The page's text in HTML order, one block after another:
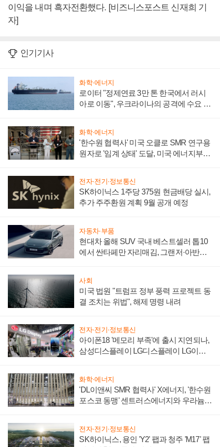
이익을 내며 흑자전환했다. [비즈니스포스트 신재희 기
자]
인기기사
화학·에너지
로이터 "정제연료 3만 톤 한국에서 러시
아로 이동", 우크라이나의 공격에 수요 늘
화학·에너지
'한수원 협력사' 미국 오클로 SMR 연구용
원자로 '임계 상태' 도달, 미국 에너지부
전자·전기·정보통신
SK하이닉스 1주당 375원 현금배당 실시,
추가 주주환원 계획 9월 공개 예정
자동차·부품
현대차 올해 SUV 국내 베스트셀러 톱10
에서 싼타페만 자리매김, 그랜저·아반떼
사회
미국 법원 "트럼프 정부 풍력 프로젝트 동
결 조치는 위법", 해제 명령 내려
전자·전기·정보통신
아이폰18 '메모리 부족'에 출시 지연되나,
삼성디스플레이 LG디스플레이 LG이노
화학·에너지
'DL이앤씨 SMR 협력사' X에너지, '한수원
포스코 동맹' 센트러스에너지와 우라늄
전자·전기·정보통신
SK하이닉스, 용인 'Y2' 팹과 청주 'M17' 팹